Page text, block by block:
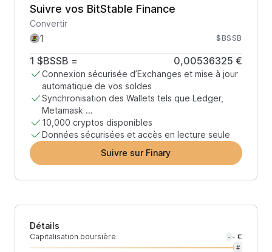
Suivre vos BitStable Finance
Convertir
$BSSB
1 $BSSB = 0,00536325 €
Connexion sécurisée d’Exchanges et mise à jour
automatique de vos soldes
Synchronisation des Wallets tels que Ledger,
Metamask ...
10,000 cryptos disponibles
Données sécurisées et accès en lecture seule
Suivre sur Finary
Détails
Capitalisation boursière - - €
#